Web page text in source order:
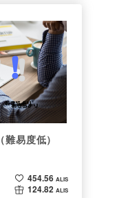
易度低）
454.56 ALIS
124.82 ALIS